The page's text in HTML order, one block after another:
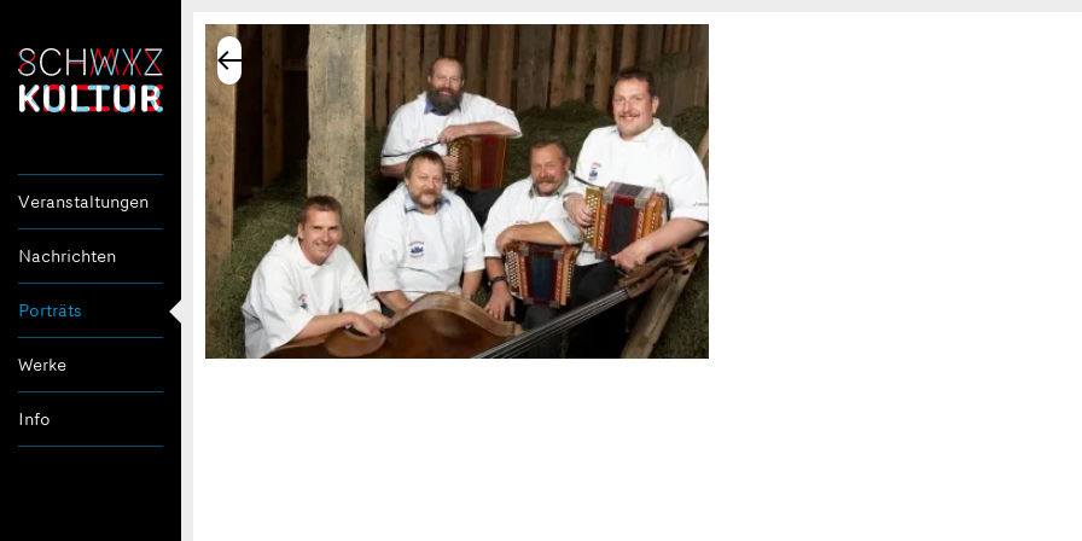
Veranstaltungen
Nachrichten
Porträts
Werke
Info